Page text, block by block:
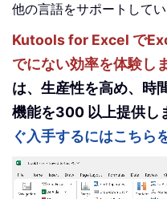
他の言語をサポートしてい
Kutools for Excel で
でにない効率を体験し
は、生産性を高め、時
機能を300 以上提供し
ぐ入手するにはこちら